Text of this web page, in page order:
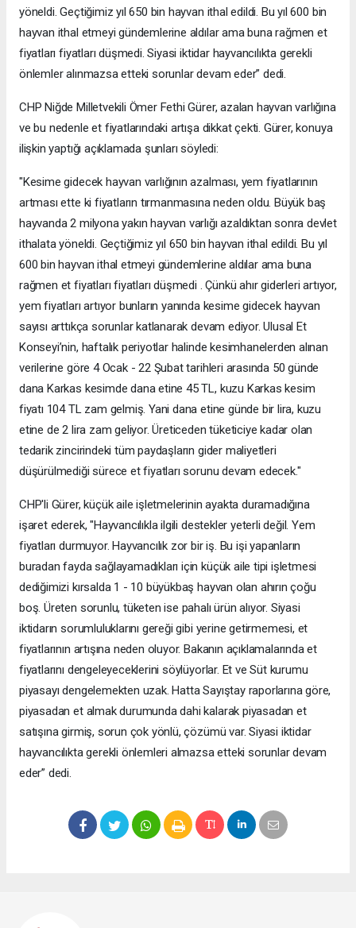
yöneldi. Geçtiğimiz yıl 650 bin hayvan ithal edildi. Bu yıl 600 bin
hayvan ithal etmeyi gündemlerine aldılar ama buna rağmen et
fiyatları fiyatları düşmedi. Siyasi iktidar hayvancılıkta gerekli
önlemler alınmazsa etteki sorunlar devam eder” dedi.
CHP Niğde Milletvekili Ömer Fethi Gürer, azalan hayvan varlığına
ve bu nedenle et fiyatlarındaki artışa dikkat çekti. Gürer, konuya
ilişkin yaptığı açıklamada şunları söyledi:
"Kesime gidecek hayvan varlığının azalması, yem fiyatlarının
artması ette ki fiyatların tırmanmasına neden oldu. Büyük baş
hayvanda 2 milyona yakın hayvan varlığı azaldıktan sonra devlet
ithalata yöneldi. Geçtiğimiz yıl 650 bin hayvan ithal edildi. Bu yıl
600 bin hayvan ithal etmeyi gündemlerine aldılar ama buna
rağmen et fiyatları fiyatları düşmedi . Çünkü ahır giderleri artıyor,
yem fiyatları artıyor bunların yanında kesime gidecek hayvan
sayısı arttıkça sorunlar katlanarak devam ediyor. Ulusal Et
Konseyi’nin, haftalık periyotlar halinde kesimhanelerden alınan
verilerine göre 4 Ocak - 22 Şubat tarihleri arasında 50 günde
dana Karkas kesimde dana etine 45 TL, kuzu Karkas kesim
fiyatı 104 TL zam gelmiş. Yani dana etine günde bir lira, kuzu
etine de 2 lira zam geliyor. Üreticeden tüketiciye kadar olan
tedarik zincirindeki tüm paydaşların gider maliyetleri
düşürülmediği sürece et fiyatları sorunu devam edecek."
CHP'li Gürer, küçük aile işletmelerinin ayakta duramadığına
işaret ederek, "Hayvancılıkla ilgili destekler yeterli değil. Yem
fiyatları durmuyor. Hayvancılık zor bir iş. Bu işi yapanların
buradan fayda sağlayamadıkları için küçük aile tipi işletmesi
dediğimizi kırsalda 1 - 10 büyükbaş hayvan olan ahırın çoğu
boş. Üreten sorunlu, tüketen ise pahalı ürün alıyor. Siyasi
iktidarın sorumluluklarını gereği gibi yerine getirmemesi, et
fiyatlarının artışına neden oluyor. Bakanın açıklamalarında et
fiyatlarını dengeleyeceklerini söylüyorlar. Et ve Süt kurumu
piyasayı dengelemekten uzak. Hatta Sayıştay raporlarına göre,
piyasadan et almak durumunda dahi kalarak piyasadan et
satışına girmiş, sorun çok yönlü, çözümü var. Siyasi iktidar
hayvancılıkta gerekli önlemleri almazsa etteki sorunlar devam
eder” dedi.